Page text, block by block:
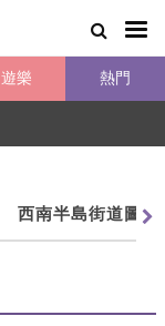
遊樂 熱門
西南半島街道圖